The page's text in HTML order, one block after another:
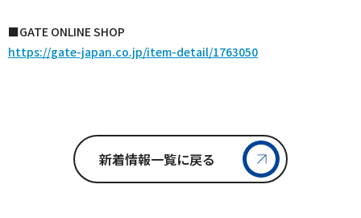
■GATE ONLINE SHOP
https://gate-japan.co.jp/item-detail/1763050
新着情報一覧に戻る